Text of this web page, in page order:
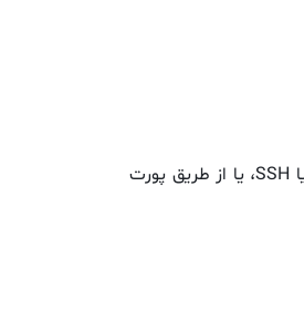
برای به‌روزرسانی نرم‌افزار از طریق CLI، لازم است با استفاده از یک برنامه Terminal Emulator مانند (HyperTerminal) از طریق پروتکل‌های Telnet یا SSH، یا از طریق پورت